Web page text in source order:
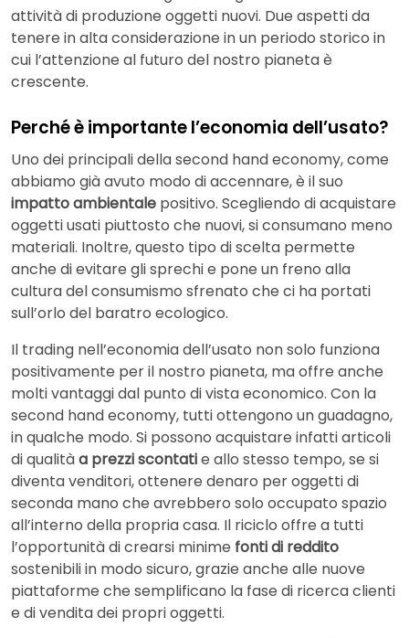
attività di produzione oggetti nuovi. Due aspetti da
tenere in alta considerazione in un periodo storico in
cui l’attenzione al futuro del nostro pianeta è
crescente.
Perché è importante l’economia dell’usato?
Uno dei principali della second hand economy, come
abbiamo già avuto modo di accennare, è il suo
impatto ambientale positivo. Scegliendo di acquistare
oggetti usati piuttosto che nuovi, si consumano meno
materiali. Inoltre, questo tipo di scelta permette
anche di evitare gli sprechi e pone un freno alla
cultura del consumismo sfrenato che ci ha portati
sull’orlo del baratro ecologico.
Il trading nell’economia dell’usato non solo funziona
positivamente per il nostro pianeta, ma offre anche
molti vantaggi dal punto di vista economico. Con la
second hand economy, tutti ottengono un guadagno,
in qualche modo. Si possono acquistare infatti articoli
di qualitàa prezzi scontatie allo stesso tempo, se si
diventa venditori, ottenere denaro per oggetti di
seconda mano che avrebbero solo occupato spazio
all’interno della propria casa. Il riciclo offre a tutti
l’opportunità di crearsi minime fonti di reddito
sostenibili in modo sicuro, grazie anche alle nuove
piattaforme che semplificano la fase di ricerca clienti
e di vendita dei propri oggetti.